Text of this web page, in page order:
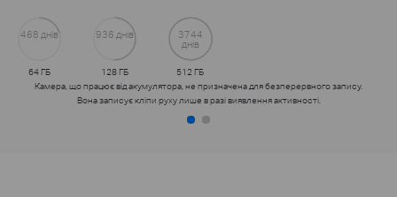
хмарного сервісу Tapo Care.
Отримайте 30-денну безкоштовну пробну версію>>